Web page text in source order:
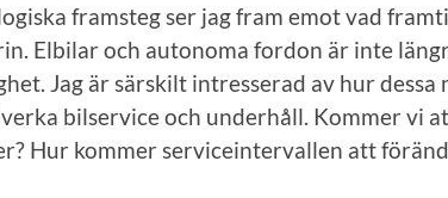
framsteg ser jag fram emot vad
Elbilar och autonoma fordon är inte
Jag är särskilt intresserad av hur dessa
bilservice och underhåll. Kommer vi
Hur kommer serviceintervallen att